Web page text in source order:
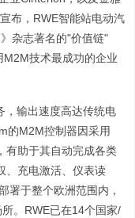
布，RWE智能站电动汽
杂志著名的"价值链"
技术最成功的企业
，输出速度高达传统电
的M2M控制器因采用
有助于其自动完成各类
、充电激活、仪表读
署于整个欧洲范围内，
。RWE已在14个国家/